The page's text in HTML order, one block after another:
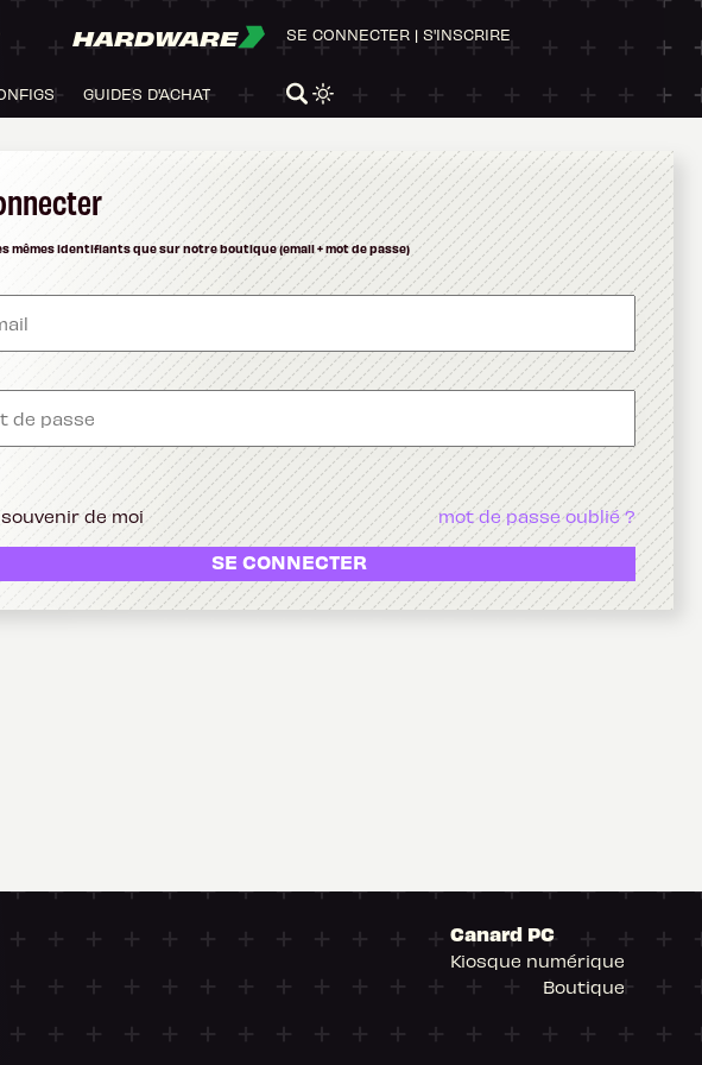
HARDWARE
GUIDES D'ACHAT
SE CONNECTER | S'INSCRIRE
mêmes identifiants que sur notre boutique (email + mot de passe)
de moi mot de passe oublié ?
SE CONNECTER
Canard PC
Kiosque numérique
Boutique